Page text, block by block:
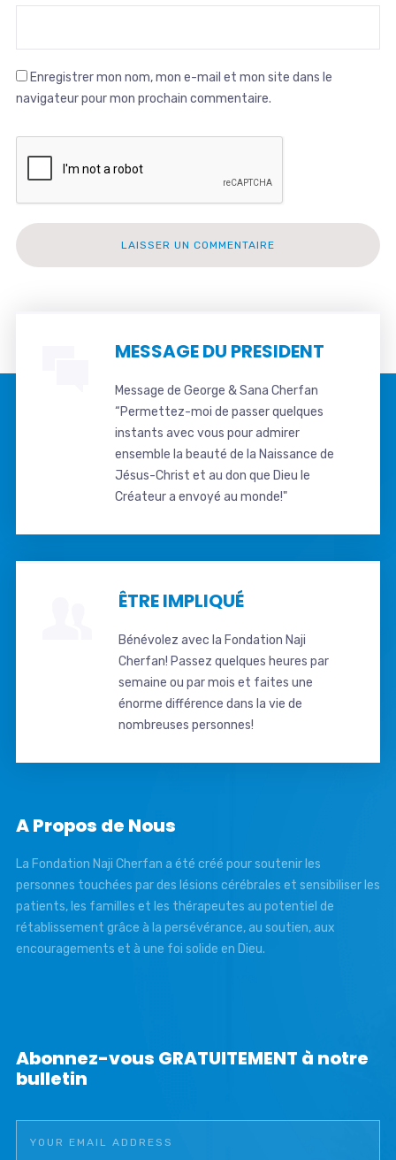
Enregistrer mon nom, mon e-mail et mon site dans le
navigateur pour mon prochain commentaire.
MESSAGE DU PRESIDENT
Message de George & Sana Cherfan
“Permettez-moi de passer quelques
instants avec vous pour admirer
ensemble la beauté de la Naissance de
Jésus-Christ et au don que Dieu le
Créateur a envoyé au monde!"
ÊTRE IMPLIQUÉ
Bénévolez avec la Fondation Naji
Cherfan! Passez quelques heures par
semaine ou par mois et faites une
énorme différence dans la vie de
nombreuses personnes!
A Propos de Nous
La Fondation Naji Cherfan a été créé pour soutenir les
personnes touchées par des lésions cérébrales et sensibiliser les
patients, les familles et les thérapeutes au potentiel de
rétablissement grâce à la persévérance, au soutien, aux
encouragements et à une foi solide en Dieu.
Abonnez-vous GRATUITEMENT à notre
bulletin